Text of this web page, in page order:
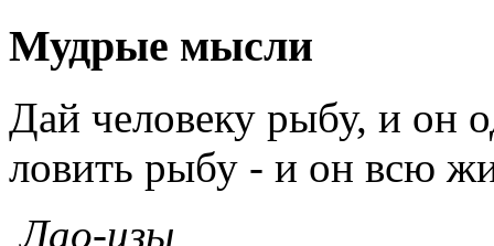
Мудрые мысли
Дай человеку рыбу, и он
ловить рыбу - и он всю
Лао-цзы